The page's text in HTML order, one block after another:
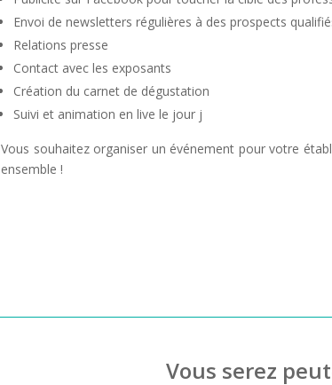
Envoi de newsletters régulières à des prospects
Relations presse
Contact avec les exposants
Création du carnet de dégustation
Suivi et animation en live le jour j
Vous souhaitez organiser un événement pour votre
ensemble !
Vous serez